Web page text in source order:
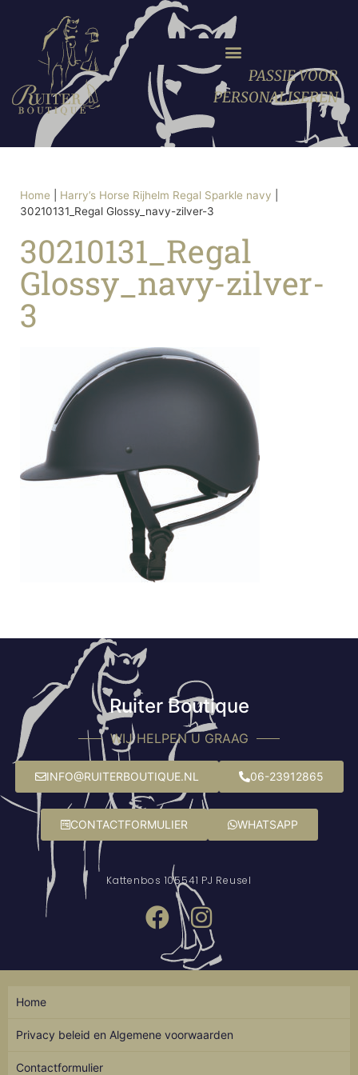
PASSIE VOOR
PERSONALISEREN
Home Harry’s Horse Rijhelm Regal Sparkle navy
30210131_Regal Glossy_navy-zilver-3
30210131_Regal
Glossy_navy-zilver-
3
Ruiter Boutique
WIJ HELPEN U GRAAG
INFO@RUITERBOUTIQUE.NL 06-23912865
CONTACTFORMULIER WHATSAPP
Kattenbos 105541 PJ Reusel
Home
Privacy beleid en Algemene voorwaarden
Contactformulier